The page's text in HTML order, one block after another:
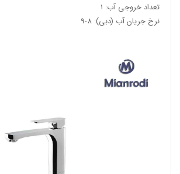
تعداد خروجی آب: 1
نرخ جریان آب (دبی): 8-9